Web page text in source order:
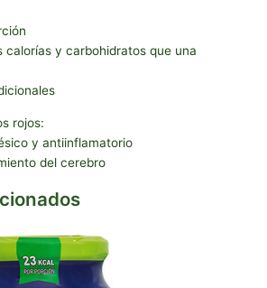
calorías y carbohidratos que una
rojos:
y antiinflamatorio
del cerebro